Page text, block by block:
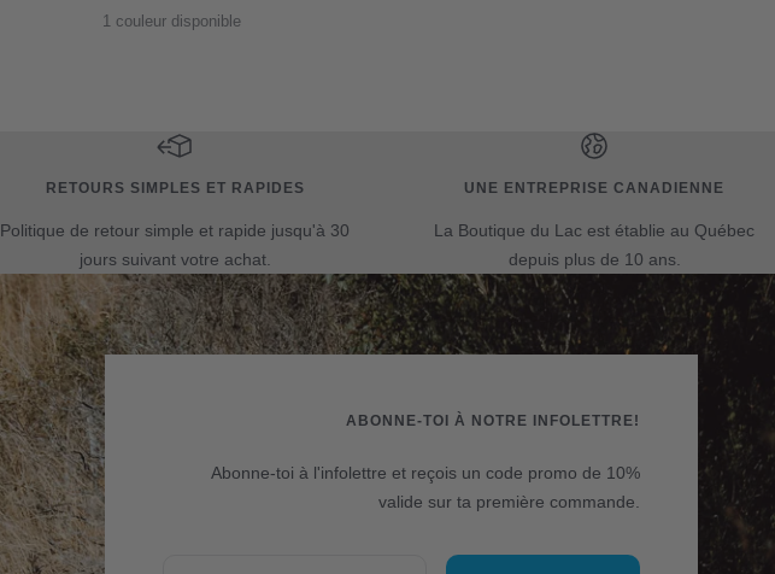
1 couleur disponible
RETOURS SIMPLES ET RAPIDES
Politique de retour simple et rapide jusqu'à 30
jours suivant votre achat.
UNE ENTREPRISE CANADIENNE
La Boutique du Lac est établie au Québec
depuis plus de 10 ans.
ABONNE-TOI À NOTRE INFOLETTRE!
Abonne-toi à l'infolettre et reçois un code promo de 10%
valide sur ta première commande.